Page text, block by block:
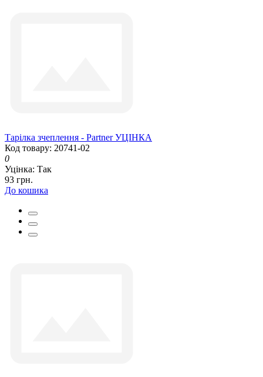
Тарілка зчеплення - Partner УЦІНКА
Код товару: 20741-02
0
Уцінка: Так
93 грн.
До кошика